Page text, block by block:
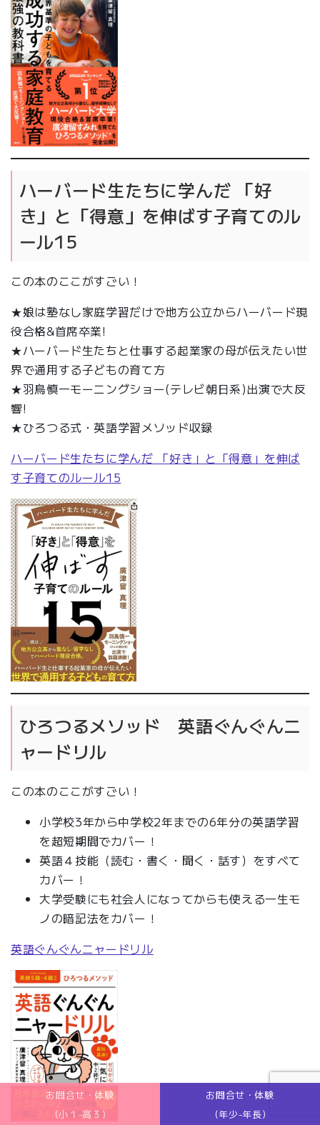
ハーバード生たちに学んだ 「好
き」と「得意」を伸ばす子育てのル
ール15
この本のここがすごい！
★娘は塾なし家庭学習だけで地方公立からハーバード現
役合格&首席卒業!
★ハーバード生たちと仕事する起業家の母が伝えたい世
界で通用する子どもの育て方
★羽鳥慎一モーニングショー(テレビ朝日系)出演で大反
響!
★ひろつる式・英語学習メソッド収録
ハーバード生たちに学んだ 「好き」と「得意」を伸ば
す子育てのルール15
ひろつるメソッド 英語ぐんぐんニ
ャードリル
この本のここがすごい！
小学校3年から中学校2年までの6年分の英語学習
を超短期間でカバー！
英語４技能（読む・書く・聞く・話す）をすべて
カバー！
大学受験にも社会人になってからも使える一生モ
ノの暗記法をカバー！
英語ぐんぐんニャードリル
お問合せ・体験
(小１-高３)
お問合せ・体験
(年少-年長)